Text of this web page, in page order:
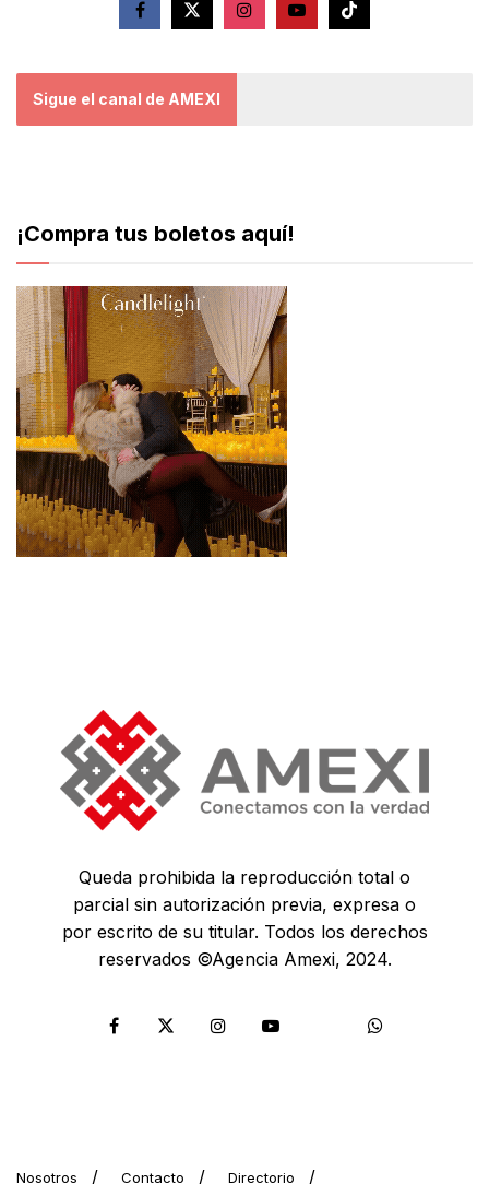
Sigue el canal de AMEXI
¡Compra tus boletos aquí!
Queda prohibida la reproducción total o
parcial sin autorización previa, expresa o
por escrito de su titular. Todos los derechos
reservados ©Agencia Amexi, 2024.
Nosotros Contacto Directorio